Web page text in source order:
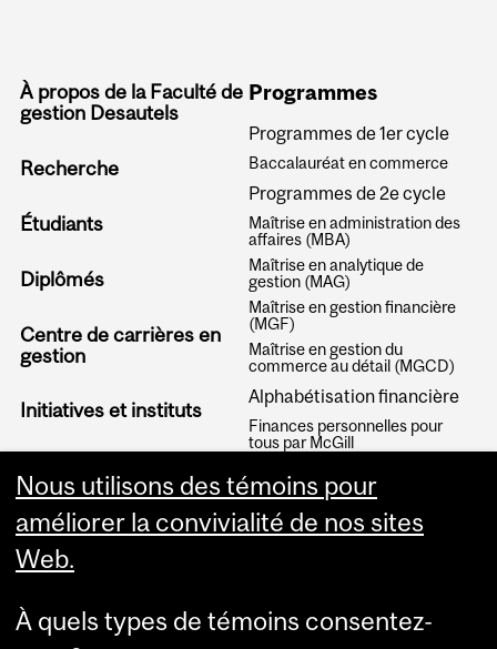
À propos de la Faculté de
gestion Desautels
Recherche
Étudiants
Diplômés
Centre de carrières en
gestion
Initiatives et instituts
Programmes
Programmes de 1er cycle
Baccalauréat en commerce
Programmes de 2e cycle
Maîtrise en administration des
affaires (MBA)
Maîtrise en analytique de
gestion (MAG)
Maîtrise en gestion financière
(MGF)
Maîtrise en gestion du
commerce au détail (MGCD)
Alphabétisation financière
Finances personnelles pour
tous par McGill
Nous utilisons des témoins pour
améliorer la convivialité de nos sites
Web.
À quels types de témoins consentez-